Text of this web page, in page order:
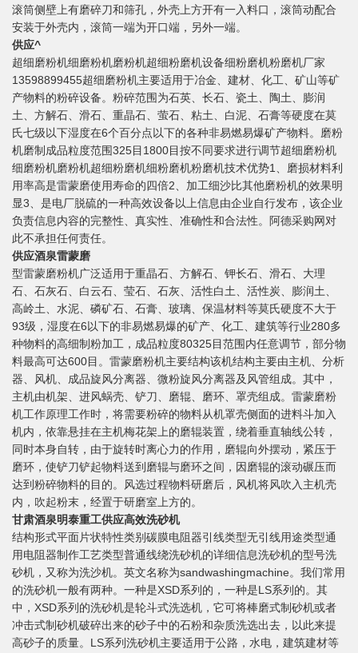
滚筒侧壁上有磨碎刀和筛孔，外壳上方开有一入料口，滚筒动配合
安装于外壳内，滚筒一端为开口端，另外一端。
供应^
超细磨粉机细磨粉机磨粉机超细粉磨机设备细粉磨机粉磨机厂家
13598899455超细磨粉机主要适用于冶金、建材、化工、矿山等矿
产物料的粉碎设备。粉碎范围为石英、长石、瓷土、陶土、膨润
土、方解石、滑石、重晶石、萤石、粘土、白泥、石膏等硬度在莫
氏七级以下湿度在6个百分点以下的各种非易燃易爆矿产物料。磨粉
机磨制成品粒度范围325目1800目按不同要求进行调节超细磨粉机
细磨粉机磨粉机超细粉磨机细粉磨机粉磨机技术优势1、磨损材料利
用率高是雷蒙磨使用寿命的四倍2、加工细沙比其他磨粉机的效果明
显3、是电厂脱硫的一种高效设备以上信息由企业自行发布，该企业
负责信息内容的完整性、真实性、准确性和合法性。阿德采购网对
此不承担任何责任。
供应酒泉雷蒙磨
型雷蒙磨粉机广泛适用于重晶石、方解石、钾长石、滑石、大理
石、石灰石、白云石、莹石、石灰、活性白土、活性炭、膨润土、
高岭土、水泥、磷矿石、石膏、玻璃、保温材料等莫氏硬度不大于
93级，湿度在6以下的非易燃易爆的矿产、化工、建筑等行业280多
种物料的高细制粉加工，成品粒度80325目范围内任意调节，部分物
料最高可达600目。雷蒙磨粉机主要结构该机结构主要由主机、分析
器、风机、成品旋风分离器、微粉旋风分离器及风管组成。其中，
主机由机架、进风蜗壳、铲刀、磨辊、磨环、罩壳组成。雷蒙磨粉
机工作原理工作时，将需要粉碎的物料从机罩壳侧面的进料斗加入
机内，依靠悬挂在主机梅花架上的磨辊装置，绕着垂直轴线公转，
同时本身自转，由于旋转时离心力的作用，磨辊向外摆动，紧压于
磨环，使铲刀铲起物料送到磨辊与磨环之间，因磨辊的滚动碾压而
达到粉碎物料的目的。风选过程物料研磨后，风机将风吹入主机壳
内，吹起粉末，经置于研磨室上方的。
甘肃酒泉明泰重工供应高效洗砂机
结构形式平面片状特性类别碳膜电阻器引线类型无引线用途类型通
用电阻器制作工艺类型普通线绕洗砂机的详细信息洗砂机的型号洗
砂机，又称为洗沙机。英文名称为sandwashingmachine。我们常用
的洗砂机一般有两种。一种是XSD系列的，一种是LS系列的。其
中，XSD系列的洗砂机是轮斗式洗选机，它可将棒磨式制砂机或者
冲击式制砂机破碎出来的砂子中的石粉和杂质洗选出去，以此来提
高砂子的质量。LS系列洗砂机主要适用于公路，水电，建筑建材等